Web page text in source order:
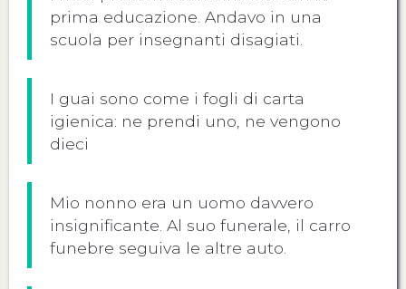
prima educazione. Andavo in una
scuola per insegnanti disagiati.
I guai sono come i fogli di carta
igienica: ne prendi uno, ne vengono
dieci
Mio nonno era un uomo davvero
insignificante. Al suo funerale, il carro
funebre seguiva le altre auto.